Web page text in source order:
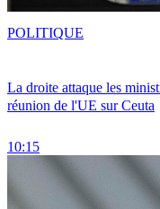
La droite attaque les
réunion de l'UE sur Ceuta
10:15
POLITIQUE